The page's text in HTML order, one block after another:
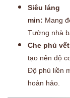
Siêu láng
min: Mang
Tường nhà
Che phủ
tạo nên độ
Độ phủ liền
hoàn hảo.